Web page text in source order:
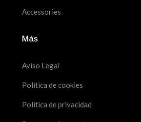
Accessories
Más
Aviso Legal
Política de cookies
Política de privacidad